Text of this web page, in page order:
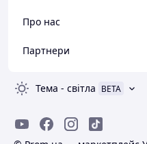
Про нас
Партнери
Тема - світла BETA